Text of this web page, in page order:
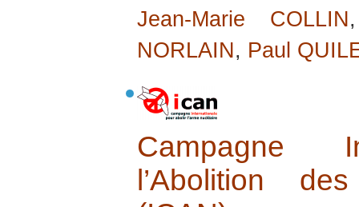
Jean-Marie COLLIN
NORLAIN, Paul
Campagne
l’Abolition